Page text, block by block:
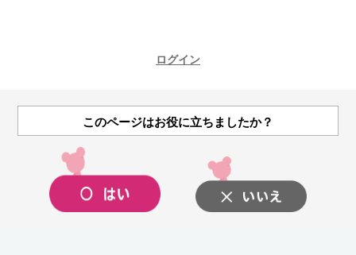
ログイン
このページはお役に立ちましたか？